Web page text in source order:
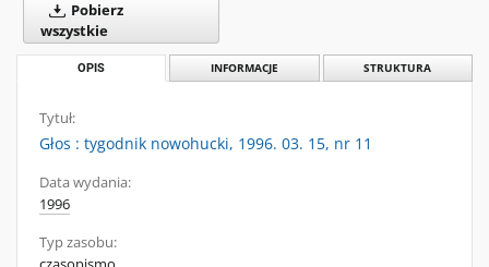
Pobierz
wszystkie
OPIS INFORMACJE STRUKTURA
Tytuł:
Głos : tygodnik nowohucki, 1996. 03. 15, nr 11
Data wydania:
1996
Typ zasobu: